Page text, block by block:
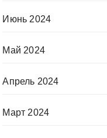
Июнь 2024
Май 2024
Апрель 2024
Март 2024